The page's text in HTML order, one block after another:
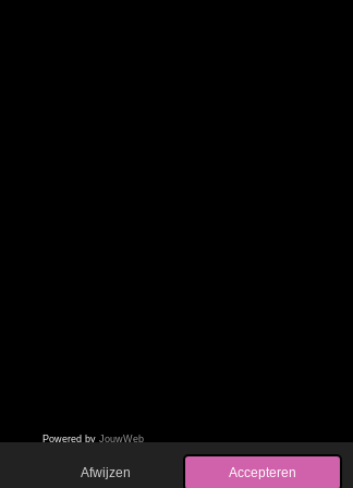
Afwijzen Accepteren
Powered by JouwWeb